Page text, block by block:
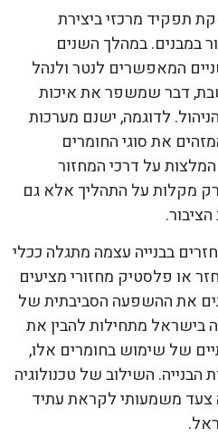
תפקיד מרכזי ביצירת
במבנים. במהלך השנים
המאפשרים לנטר ולנהל
דבר שמשפר את איכות
לדוגמה, ישנם מערכות
את סוגי החומרים
על דרכי המחזור
רק מקלות על התהליך אלא גם
בבנייה עצמה מתגלה ככלי
או פלסטיק מחזורי מציעים
את ההשפעה הסביבתית של
בישראל מתחילות להבין את
של שימוש בחומרים אלו,
השילוב של טכנולוגיה
צעד משמעותי לקראת עתיד